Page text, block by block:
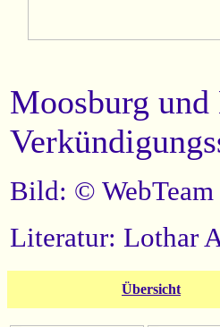
Moosburg
Bild: ©
Literatur: Lothar
Übersicht